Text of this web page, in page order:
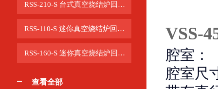
RSS-210-S 台式真空烧结炉回流焊系统
RSS-110-S 迷你真空烧结炉回流焊系统
RSS-160-S 迷你真空烧结炉回流焊系统
查看全部
VSS-
腔室：
腔室尺